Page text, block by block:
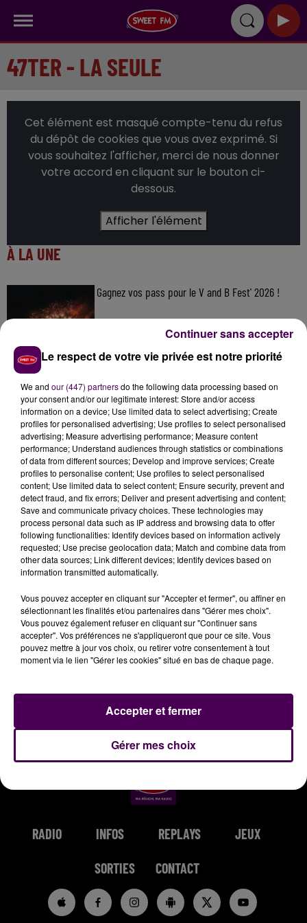
47TER - LA SEULE
Cet élément est masqué compte-tenu du refus
du dépôt de cookies que vous avez exprimé. Si
vous souhaitez l'afficher, merci de nous donner
votre accord en cliquant sur le bouton ci-
dessous.
Afficher l'élément
À LA UNE
Gagnez vos pass pour le V and B Fest' 2026 !
Inscrivez-vous au casting The Voice & The Voice
Athlétisme : quatre représentants du Centre-Val
de Loire aux...
DERNIERS TITRES
12h02
12h02
TEDDY SWIMS
11h56
11h56
BRUNO MARS
I Just Might
11h53
11h53
DISTURBED
RADIO INFOS REPLAYS JEUX
SORTIES CONTACT
Le respect de votre vie privée est notre priorité
We and our (447) partnersdo the following data processing based on
your consent and/or our legitimate interest: Store and/or access
information on a device; Use limited data to select advertising; Create
profiles for personalised advertising; Use profiles to select personalised
advertising; Measure advertising performance; Measure content
performance; Understand audiences through statistics or combinations
of data from different sources; Develop and improve services; Create
profiles to personalise content; Use profiles to select personalised
content; Use limited data to select content; Ensure security, prevent and
detect fraud, and fix errors; Deliver and present advertising and content;
Save and communicate privacy choices. These technologies may
process personal data such as IP address and browsing data to offer
following functionalities: Identify devices based on information actively
requested; Use precise geolocation data; Match and combine data from
other data sources; Link different devices; Identify devices based on
information transmitted automatically.
Vous pouvez accepter en cliquant sur "Accepter et fermer", ou affiner en
sélectionnant les finalités et/ou partenaires dans "Gérer mes choix".
Vous pouvez également refuser en cliquant sur "Continuer sans
accepter". Vos préférences ne s'appliqueront que pour ce site. Vous
pouvez mettre à jour vos choix, ou retirer votre consentement à tout
moment via le lien "Gérer les cookies" situé en bas de chaque page.
Gérer mes choix
Accepter et fermer
Continuer sans accepter